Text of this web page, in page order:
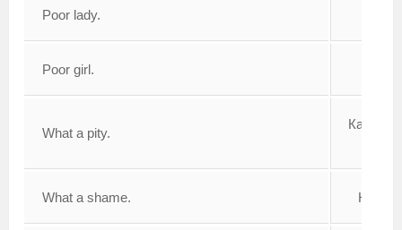
Poor lady.
Poor girl.
What a pity.
Какая
What a shame. Какой